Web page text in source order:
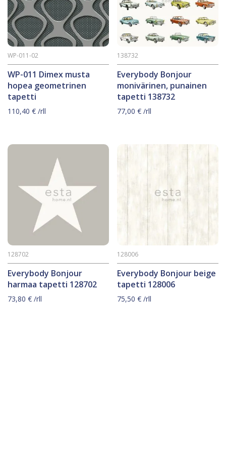
WP-011 Dimex musta
hopea geometrinen
tapetti
WP-011-02
110,40 € /rll
Everybody Bonjour
monivärinen, punainen
tapetti 138732
138732
77,00€ /rll
Everybody Bonjour
harmaa tapetti 128702
128702
73,80 € /rll
Everybody Bonjour beige
tapetti 128006
128006
75,50€ /rll